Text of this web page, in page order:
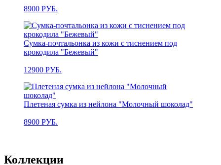
8900 РУБ.
Сумка-почтальонка из кожи с тиснением под
крокодила "Бежевый"
12900 РУБ.
Плетеная сумка из нейлона "Молочный шоколад"
8900 РУБ.
Коллекции